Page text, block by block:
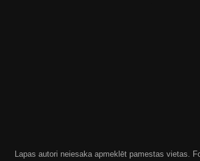
Lapas autori neiesaka apmeklēt pamestas vietas.